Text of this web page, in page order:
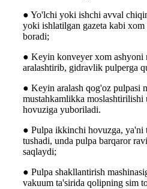
● Yo'lchi yoki ishchi avval
yoki ishlatilgan gazeta kabi
boradi;
● Keyin konveyer xom ashyoni
aralashtirib, gidravlik pulperga
● Keyin aralash qog'oz pulpasi
mustahkamlikka moslashtirilishi
hovuziga yuboriladi.
● Pulpa ikkinchi hovuzga, ya'ni
tushadi, unda pulpa barqaror
saqlaydi;
● Pulpa shakllantirish
vakuum ta'sirida qolipning sim